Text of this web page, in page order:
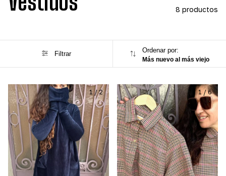
8 productos
Filtrar Ordenar por:
Más nuevo al más viejo
1 /2 1 /6